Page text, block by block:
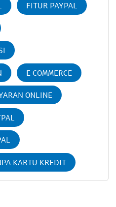
FITUR PAYPAL
E COMMERCE
ONLINE
KARTU KREDIT